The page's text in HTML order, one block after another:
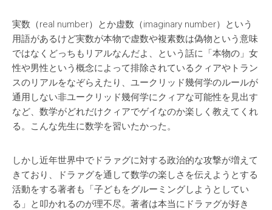
実数（real number）とか虚数（imaginary number）という
用語があるけど実数が本物で虚数や複素数は偽物という意味
ではなくどっちもリアルなんだよ、という話に「本物の」女
性や男性という概念によって排除されているクィアやトラン
スのリアルをなぞらえたり、ユークリッド幾何学のルールが
通用しない非ユークリッド幾何学にクィアな可能性を見出す
など、数学がどれだけクィアでゲイなのか楽しく教えてくれ
る。こんな先生に数学を習いたかった。
しかし近年世界中でドラァグに対する政治的な攻撃が増えて
きており、ドラァグを通して数学の楽しさを伝えようとする
活動をする著者も「子どもをグルーミングしようとしてい
る」と叩かれるのが理不尽。著者は本当にドラァグが好き